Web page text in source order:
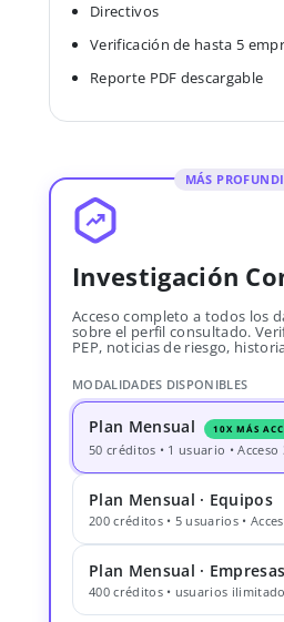
Directivos
Verificación de hasta 5
Reporte PDF descargable
MÁS
Investigación
Acceso completo a todos los
sobre el perfil consultado.
PEP, noticias de riesgo,
MODALIDADES DISPONIBLES
Plan Mensual 10X MÁS
50 créditos • 1 usuario • Acceso
Plan Mensual · Equipos
200 créditos • 5 usuarios •
Plan Mensual · Empresas
400 créditos • usuarios